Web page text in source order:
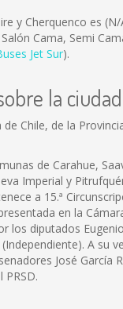
y Cherquenco es (N/
Cama, Semi
Jet Sur).
la
Chile, de la
de Carahue,
Imperial y
a 15.ª
en la
los diputados
A su
José García
PRSD.